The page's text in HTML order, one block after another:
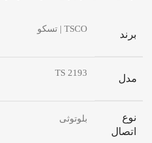
برند TSCO | تسکو
مدل TS 2193
نوع
اتصال
بلوتوثی